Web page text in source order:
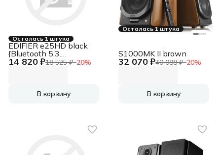
Осталась 1 штука
14 820 ₽18 525 ₽−20%
EDIFIER e25HD black
{Bluetooth 5.3.
Выходная мощность:
пульт ДУ, зарядный
адаптер, кабель 3, 5
В корзину
Осталась 1 штука
32 070 ₽40 088 ₽−20%
S1000MK II brown
В корзину